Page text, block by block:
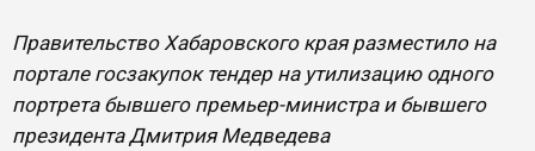
Правительство Хабаровского края разместило на
портале госзакупок тендер на утилизацию одного
портрета бывшего премьер-министра и бывшего
президента Дмитрия Медведева